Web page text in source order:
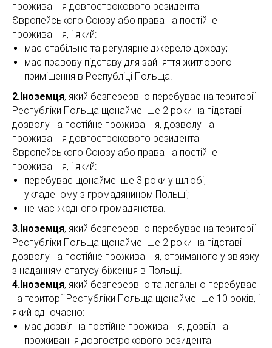
проживання довгострокового резидента
Європейського Союзу або права на постійне
проживання, і який:
має стабільне та регулярне джерело доходу;
має правову підставу для зайняття житлового
приміщення в Республіці Польща.
2.Іноземця, який безперервно перебуває на території
Республіки Польща щонайменше 2 роки на підставі
дозволу на постійне проживання, дозволу на
проживання довгострокового резидента
Європейського Союзу або права на постійне
проживання, і який:
перебуває щонайменше 3 роки у шлюбі,
укладеному з громадянином Польщі;
не має жодного громадянства.
3.Іноземця, який безперервно перебуває на території
Республіки Польща щонайменше 2 роки на підставі
дозволу на постійне проживання, отриманого у зв'язку
з наданням статусу біженця в Польщі.
4.Іноземця, який безперервно та легально перебуває
на території Республіки Польща щонайменше 10 років, і
який одночасно:
має дозвіл на постійне проживання, дозвіл на
проживання довгострокового резидента